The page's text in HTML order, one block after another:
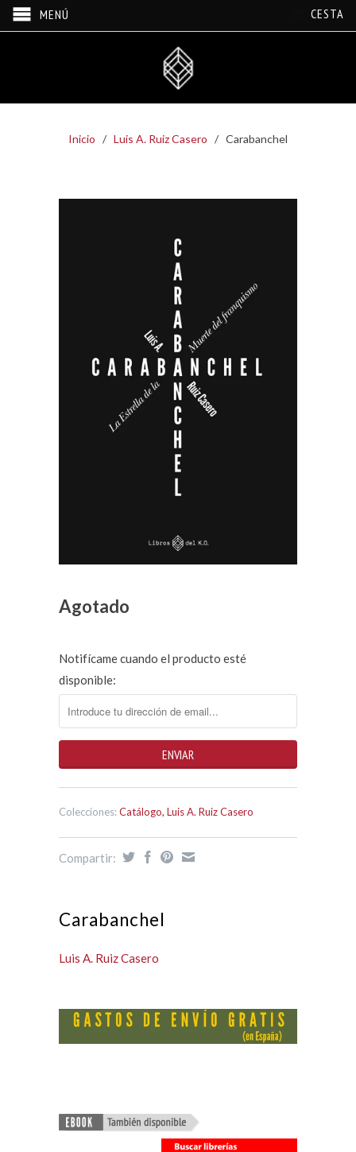
MENÚ CESTA
Inicio / Luis A. Ruiz Casero / Carabanchel
Agotado
Notifícame cuando el producto esté
disponible:
Colecciones:Catálogo, Luis A. Ruiz Casero
Compartir:
Carabanchel
Luis A. Ruiz Casero